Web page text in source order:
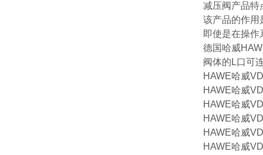
减压阀产品特
该产品的作用
即使是在操
德国哈威
阀体的L口可
HAWE哈威
HAWE哈威
HAWE哈威
HAWE哈威
HAWE哈威
HAWE哈威